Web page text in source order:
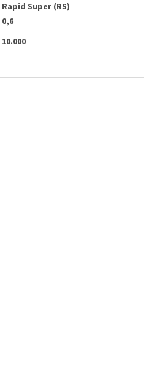
Rapid Super (RS)
0,6
10.000